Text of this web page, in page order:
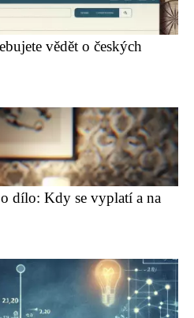
vědět o českých
dílo: Kdy se vyplatí a na